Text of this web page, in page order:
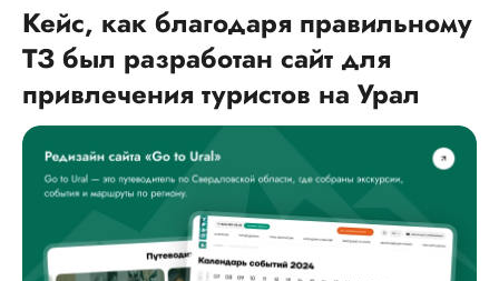
Кейс, как благодаря правильному
ТЗ был разработан сайт для
привлечения туристов на Урал